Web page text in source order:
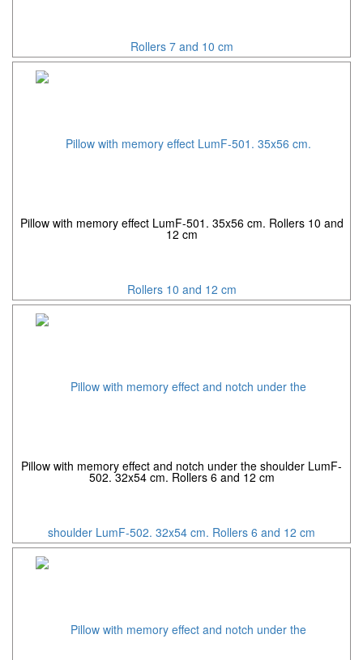
Pillow with memory effect LumF-501. 35x56 cm. Rollers 10 and
12 cm
Pillow with memory effect and notch under the shoulder LumF-
502. 32x54 cm. Rollers 6 and 12 cm